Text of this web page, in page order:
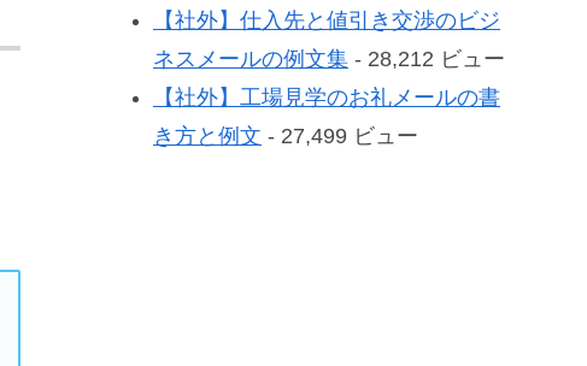
【社外】仕入先と値引き交渉のビジ
ネスメールの例文集 - 28,212 ビュー
【社外】工場見学のお礼メールの書
き方と例文 - 27,499 ビュー